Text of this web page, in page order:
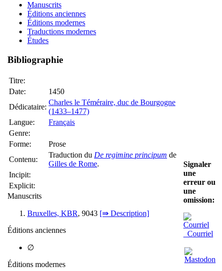
Manuscrits
Éditions anciennes
Éditions modernes
Traductions modernes
Études
Bibliographie
Titre:
Date:
1450
Dédicataire:
Charles le Téméraire, duc de Bourgogne
(1433–1477)
Langue:
Français
Genre:
Forme:
Prose
Contenu:
Traduction du De regimine principum de
Gilles de Rome.
Incipit:
Explicit:
Manuscrits
Bruxelles, KBR, 9043 [⇛ Description]
Éditions anciennes
∅
Éditions modernes
Signaler
une
erreur ou
une
omission:
Courriel